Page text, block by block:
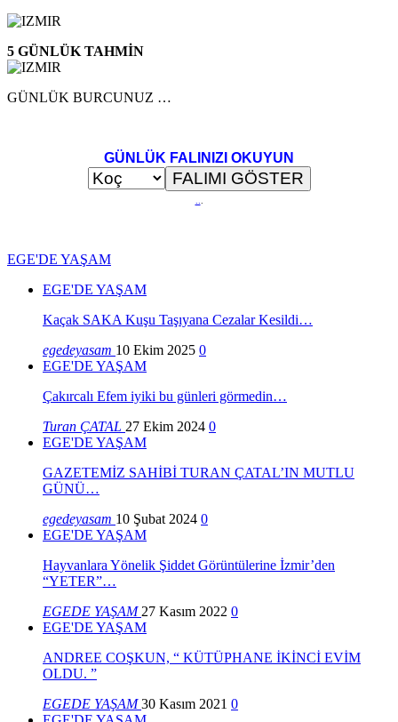
5 GÜNLÜK TAHMİN
GÜNLÜK BURCUNUZ …
GÜNLÜK FALINIZI OKUYUN
...
EGE'DE YAŞAM
EGE'DE YAŞAM
Kaçak SAKA Kuşu Taşıyana Cezalar Kesildi…
egedeyasam 10 Ekim 2025 0
EGE'DE YAŞAM
Çakırcalı Efem iyiki bu günleri görmedin…
Turan ÇATAL 27 Ekim 2024 0
EGE'DE YAŞAM
GAZETEMİZ SAHİBİ TURAN ÇATAL’IN MUTLU
GÜNÜ…
egedeyasam 10 Şubat 2024 0
EGE'DE YAŞAM
Hayvanlara Yönelik Şiddet Görüntülerine İzmir’den
“YETER”…
EGEDE YAŞAM 27 Kasım 2022 0
EGE'DE YAŞAM
ANDREE COŞKUN, “ KÜTÜPHANE İKİNCİ EVİM
OLDU. ”
EGEDE YAŞAM30 Kasım 2021 0